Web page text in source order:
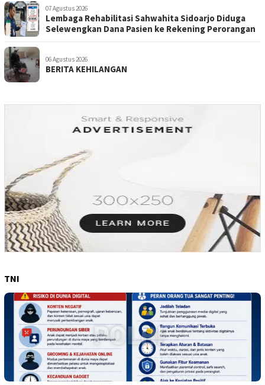
07 Agustus 2026
Lembaga Rehabilitasi Sahwahita Sidoarjo Diduga
Selewengkan Dana Pasien ke Rekening Perorangan
06 Agustus 2026
BERITA KEHILANGAN
TNI